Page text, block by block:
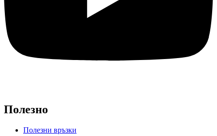
Полезно
Полезни връзки